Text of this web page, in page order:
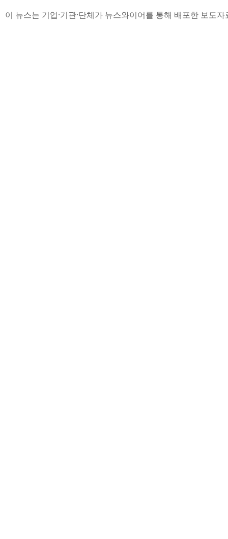
이 뉴스는 기업·기관·단체가 뉴스와이어를 통해 배포한 보도